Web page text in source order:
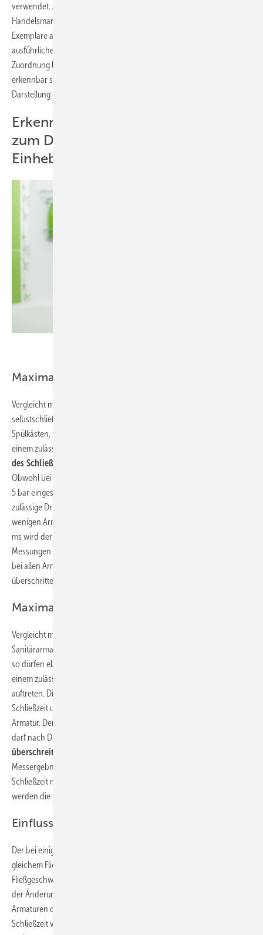
verwendet. Außerdem wurden in diversen Baumarktketten
Handelsmarken-Hebelmischer eingekauft und zwei No-Name-
Exemplare aus Fernost in Onlineshops bestellt. Der komplette und
ausführliche Prüfbericht mit allen Ergebnissen in eindeutiger
Zuordnung liegt der SBZ vor. Da das
erkennbar so gut wie jeden Hersteller betrifft, haben wir die
Darstellung der Anbieter und ihrer Produkte in der SBZ anonymisiert.
Erkenntnisse aus dem Praxistext
zum Druckstoßverhalten von
Einhebelmischern
Maximaldrücke bei Fließdruck 5 bar:
Vergleicht man die Messergebnisse mit den Anforderungen z.B. an
selbstschließende Armaturen wie Druckspüler oder Füllventile von
Spülkästen, so darf ausgehend von einem Ruhedruck von 5 bar und
einem zulässigen Druckstoß von 2 bar der
des Schließvorganges von 7 bar nicht überschritten werden
Obwohl bei den durchgeführten Messungen nicht der Ruhedruck von
5 bar eingestellt war, sondern ein Fließdruck von 3 bar, kann der
zulässige Druck von 7 bar bei einer Schließzeit von 100 ms nur von
wenigen Armaturen eingehalten werden. Bei einer Schließzeit von 20
ms wird der zulässige Wert von keiner Armatur eingehalten. Bei den
Messungen mit einem Fließdruck von 5 bar wird der zulässige Druck
bei allen Armaturen sowohl bei 100 ms als auch bei 20 ms Schließzeit
überschritten. Hier werden Spitzenwerte bis über 20 bar erreicht.
Maximaldrücke bei Fließdruck 3 bar:
Vergleicht man die
Sanitärarmaturen mit elektronischer Öffnungs- und Schließfunktion,
so dürfen ebenfalls ausgehend von einem Ruhedruck von 5 bar und
einem zulässigen Druckstoß von 3 bar Maximaldrücke
auftreten. Dieser Wert wird von einigen Herstellern bei 100 ms
Schließzeit unterschritten; bei 20 ms Schließzeit jedoch von keiner
Armatur. Der zulässige Höchstdruck aus Ruhedruck und Druckstoß
darf nach DIN 1988-200 den
überschreiten.
Messergebnisse zeigen hier bei 3 bar Fließdruck und
Schließzeit nur wenige Überschreitungen. Bei 20 ms Schließzeit
werden die 10 bar überwiegend überschritten.
Einfluss des Volumenstroms:
Der bei einigen Armaturen erkennbare höhere Volumenstrom
gleichem Fließdruck führt zu einer ebenfalls höheren
Fließgeschwindigkeit. Da gemäß Gleichung 1 der Druckstoß auch von
der Änderung der Fließgeschwindigkeit abhängt, fällt bei diesen
Armaturen der gemessene Druckstoß vor allem bei der kurzen
Schließzeit von 20 ms deutlich höher aus, als bei Armaturen mit